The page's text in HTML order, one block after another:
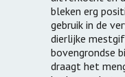
bleken erg
gebruik in de
dierlijke
bovengrondse
draagt het